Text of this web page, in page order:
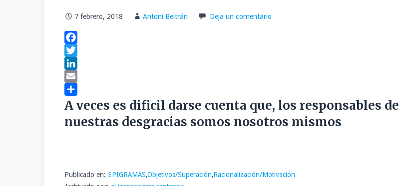
7 febrero, 2018 Antoni Beltrán Deja un comentario
F
a
c
e
b
o
T
w
t
e
L
n
e
E
m
i
C
m
t
A veces es dificil darse cuenta que, los responsables de
nuestras desgracias somos nosotros mismos
Publicado en: EPIGRAMAS,Objetivos/Superación,Racionalización/Motivación